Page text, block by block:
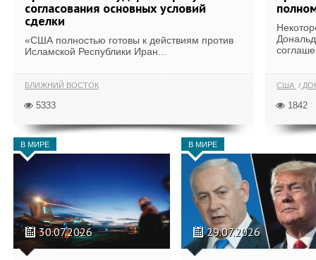
согласования основных условий
сделки
«США полностью готовы к действиям против
Исламской Республики Иран...
БЛИЖНИЙ ВОСТОК
5333
США
1842
В МИРЕ
30.07.2026
В МИРЕ
29.07.2026